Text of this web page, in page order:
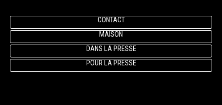
CONTACT
MAISON
DANS LA PRESSE
POUR LA PRESSE